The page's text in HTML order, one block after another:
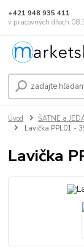
+421 948 935 411
v pracovných dňoch
Úvod ŠATNE a
Lavička PPL01 -
Lavička